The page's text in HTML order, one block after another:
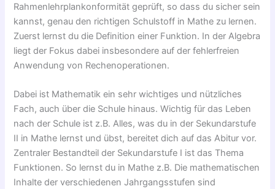
Rahmenlehrplankonformität geprüft, so dass du sicher sein
kannst, genau den richtigen Schulstoff in Mathe zu lernen.
Zuerst lernst du die Definition einer Funktion. In der Algebra
liegt der Fokus dabei insbesondere auf der fehlerfreien
Anwendung von Rechenoperationen.
Dabei ist Mathematik ein sehr wichtiges und nützliches
Fach, auch über die Schule hinaus. Wichtig für das Leben
nach der Schule ist z.B. Alles, was du in der Sekundarstufe
II in Mathe lernst und übst, bereitet dich auf das Abitur vor.
Zentraler Bestandteil der Sekundarstufe I ist das Thema
Funktionen. So lernst du in Mathe z.B. Die mathematischen
Inhalte der verschiedenen Jahrgangsstufen sind